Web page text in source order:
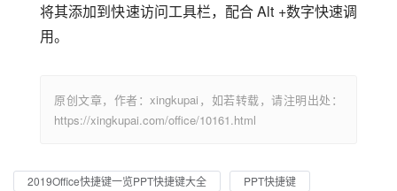
将其添加到快速访问工具栏，配合 Alt +数字快速调
用。
原创文章，作者：xingkupai，如若转载，请注明出处：
https://xingkupai.com/office/10161.html
2019Office快捷键一览PPT快捷键大全 PPT快捷键